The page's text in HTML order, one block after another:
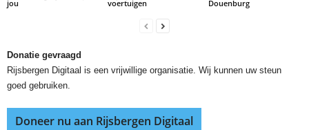
jou
voertuigen
Douenburg
Donatie gevraagd
Rijsbergen Digitaal is een vrijwillige organisatie. Wij kunnen uw steun
goed gebruiken.
Doneer nu aan Rijsbergen Digitaal